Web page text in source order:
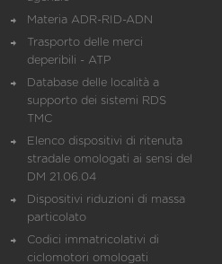
Materia ADR-RID-ADN
Trasporto delle merci
deperibili - ATP
Database delle località a
supporto dei sistemi RDS
TMC
Elenco dispositivi di ritenuta
stradale omologati ai sensi del
DM 21.06.04
Dispositivi riduzioni di massa
particolato
Codici immatricolativi di
ciclomotori omologati